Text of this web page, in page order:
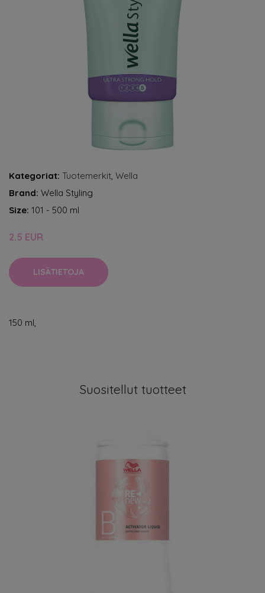
Kategoriat: Tuotemerkit, Wella
Brand: Wella Styling
Size: 101 - 500 ml
2.5 EUR
LISÄTIETOJA
150 ml,
Suositellut tuotteet